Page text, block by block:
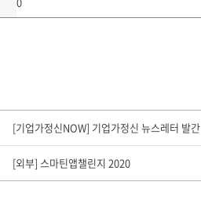
[기업가정신NOW] 기업가정신 뉴스레터 발간
[외부] 스마틴앱챌린지 2020